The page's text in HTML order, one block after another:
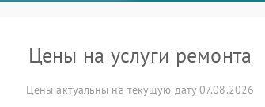
Цены на услуги ремонта
Цены актуальны на текущую дату 07.08.2026